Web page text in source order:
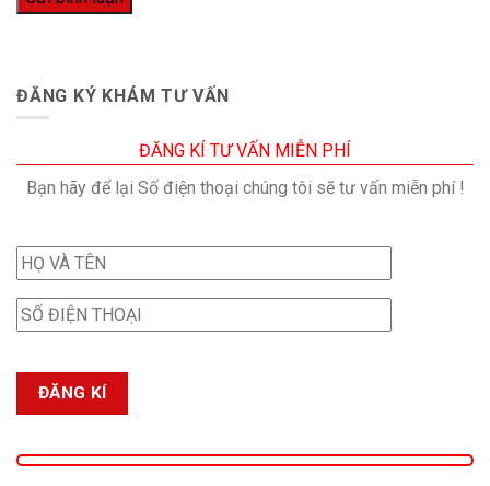
ĐĂNG KÝ KHÁM TƯ VẤN
ĐĂNG KÍ TƯ VẤN MIỄN PHÍ
Bạn hãy để lại Số điện thoại chúng tôi sẽ tư vấn miễn phí !